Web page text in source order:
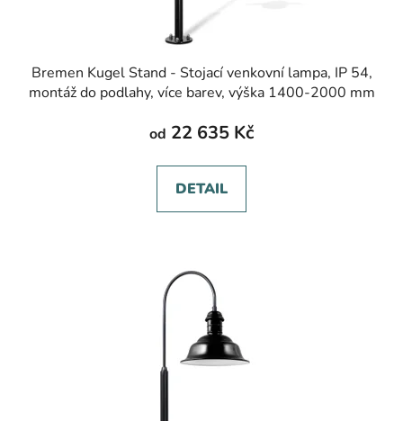
Bremen Kugel Stand - Stojací venkovní lampa, IP 54,
montáž do podlahy, více barev, výška 1400-2000 mm
od 22 635 Kč
DETAIL